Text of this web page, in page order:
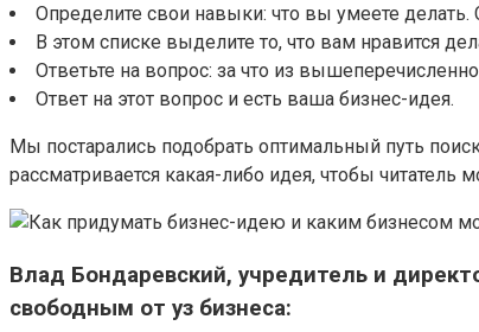
Определите свои навыки: что вы умеете делать.
В этом списке выделите то, что вам нравится
Ответьте на вопрос: за что из
Ответ на этот вопрос и есть ваша бизнес-идея.
Мы постарались подобрать оптимальный путь
рассматривается какая-либо идея, чтобы
Влад Бондаревский, учредитель и
свободным от уз бизнеса: